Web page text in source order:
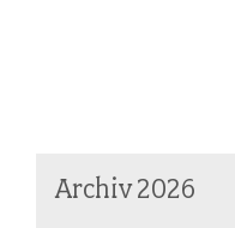
Archiv 2026